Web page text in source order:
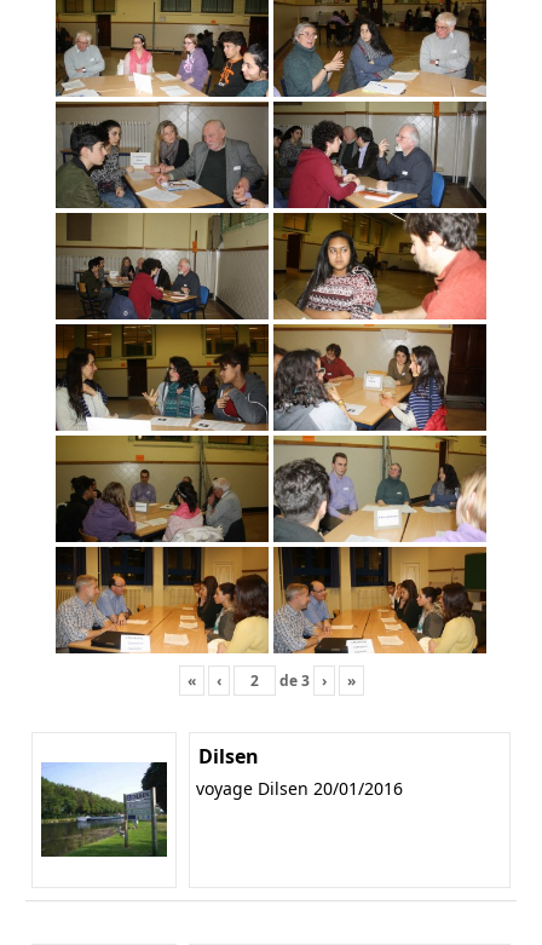
« ‹ de3 › »
Dilsen
voyage Dilsen 20/01/2016